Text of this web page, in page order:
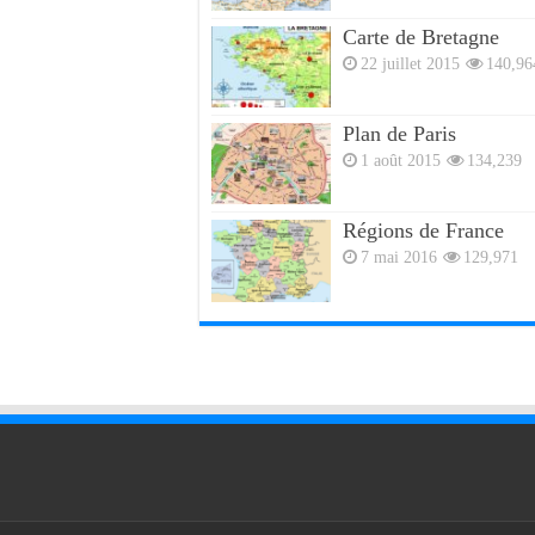
Carte de Bretagne
22 juillet 2015
Plan de Paris
1 août 2015 134,239
Régions de France
7 mai 2016 129,971